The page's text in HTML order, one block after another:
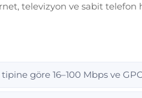
televizyon ve sabit
göre 16–100 Mbps ve